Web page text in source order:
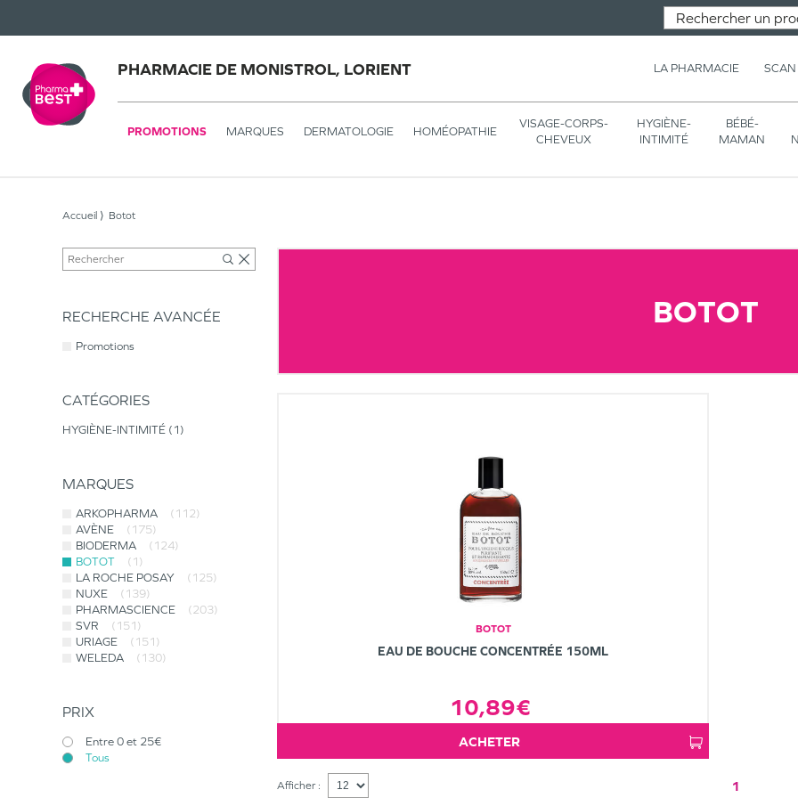
PHARMACIE DE MONISTROL, LORIENT LA PHARMACIE SCAN
PROMOTIONS MARQUES DERMATOLOGIE HOMÉOPATHIE
VISAGE-CORPS-
CHEVEUX
HYGIÈNE-
INTIMITÉ
BÉBÉ-
MAMAN
Accueil Botot
RECHERCHE AVANCÉE
Promotions
CATÉGORIES
HYGIÈNE-INTIMITÉ 1
MARQUES
ARKOPHARMA
(112)
AVÈNE
(175)
BIODERMA
(124)
BOTOT
(1)
LA ROCHE POSAY
(125)
NUXE
(139)
PHARMASCIENCE
(203)
SVR
(151)
URIAGE
(151)
WELEDA
(130)
PRIX
Entre 0 et 25€
Tous
BOTOT
BOTOT
EAU DE BOUCHE CONCENTRÉE 150ML
10,89€
ACHETER
Afficher : 1